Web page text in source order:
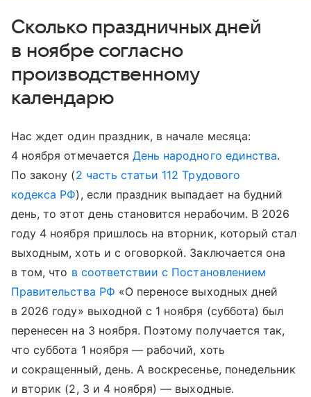
Сколько праздничных дней
в ноябре согласно
производственному
календарю
Нас ждет один праздник, в начале месяца:
4 ноября отмечается День народного единства.
По закону (2 часть статьи 112 Трудового
кодекса РФ), если праздник выпадает на будний
день, то этот день становится нерабочим. В 2026
году 4 ноября пришлось на вторник, который стал
выходным, хоть и с оговоркой. Заключается она
в том, что в соответствии с Постановлением
Правительства РФ «О переносе выходных дней
в 2026 году» выходной с 1 ноября (суббота) был
перенесен на 3 ноября. Поэтому получается так,
что суббота 1 ноября — рабочий, хоть
и сокращенный, день. А воскресенье, понедельник
и вторик (2, 3 и 4 ноября) — выходные.